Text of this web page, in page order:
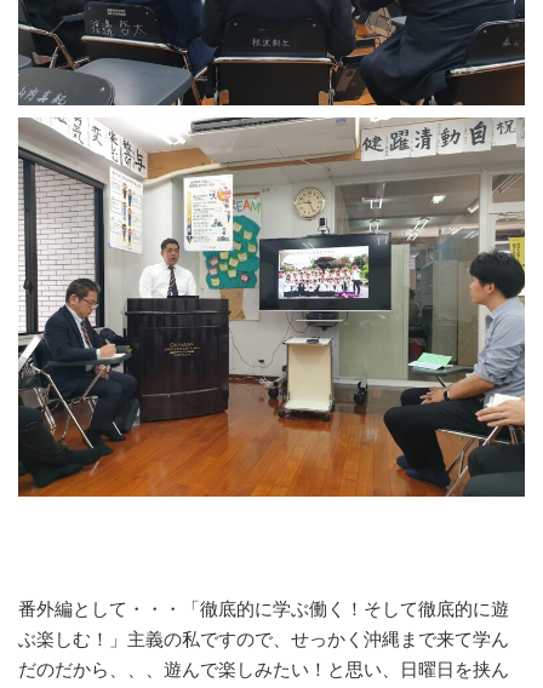
番外編として・・・「徹底的に学ぶ働く！そして徹底的に遊
ぶ楽しむ！」主義の私ですので、せっかく沖縄まで来て学ん
だのだから、、、遊んで楽しみたい！と思い、日曜日を挟ん